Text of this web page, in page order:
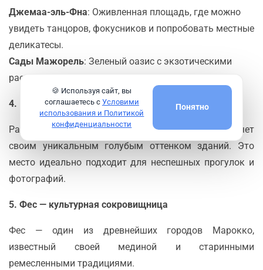
Джемаа-эль-Фна: Оживленная площадь, где можно
увидеть танцоров, фокусников и попробовать местные
деликатесы.
Сады Мажорель: Зеленый оазис с экзотическими
растениями и музеем берберской культуры.
4. Шефшауэн — голубой город
Расположенный в горах Рифа, Шефшауэн пленяет
своим уникальным голубым оттенком зданий. Это
место идеально подходит для неспешных прогулок и
фотографий.
5. Фес — культурная сокровищница
Фес — один из древнейших городов Марокко,
известный своей мединой и старинными
ремесленными традициями.
🍪 Используя сайт, вы
соглашаетесь с Условими
использования и Политикой
конфиденциальности
Понятно